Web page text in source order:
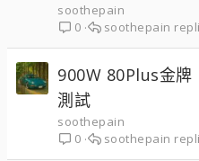
soothepain
0
soothepain
900W 80Plus金牌
測試
soothepain
0
soothepain